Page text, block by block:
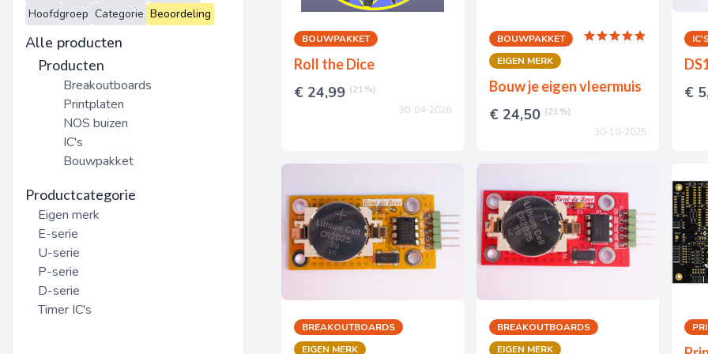
BOUWPAKKET
Roll the Dice
€ 24,99 (21%)
30-04-2026
BOUWPAKKET
EIGEN MERK
Bouw je eigen vleermuis
€ 24,50 (21%)
30-10-2025
€
BREAKOUTBOARDS
EIGEN MERK
BREAKOUTBOARDS
EIGEN MERK
Hoofdgroep Categorie Beoordeling
Alle producten
Producten
Breakoutboards
Printplaten
NOS buizen
IC's
Bouwpakket
Productcategorie
Eigen merk
E-serie
U-serie
P-serie
D-serie
Timer IC's